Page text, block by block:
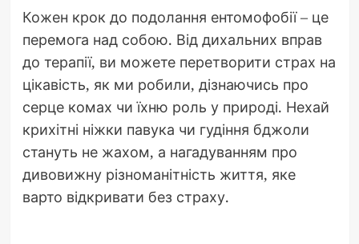
Кожен крок до подолання ентомофобії – це
перемога над собою. Від дихальних вправ
до терапії, ви можете перетворити страх на
цікавість, як ми робили, дізнаючись про
серце комах чи їхню роль у природі. Нехай
крихітні ніжки павука чи гудіння бджоли
стануть не жахом, а нагадуванням про
дивовижну різноманітність життя, яке
варто відкривати без страху.